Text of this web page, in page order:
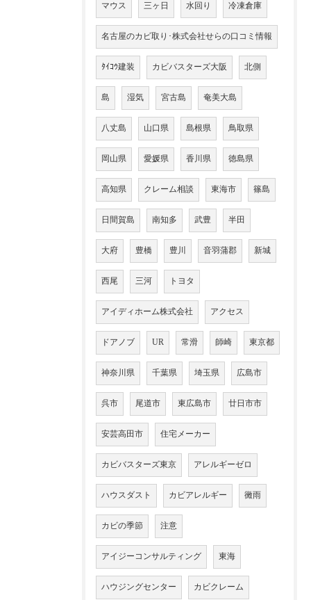
マウス 三ヶ日 水回り 冷凍倉庫
名古屋のカビ取り･株式会社せらの口コミ情報
ﾀｲｺｳ建装 カビバスターズ大阪 北側
島 湿気 宮古島 奄美大島
八丈島 山口県 島根県 鳥取県
岡山県 愛媛県 香川県 徳島県
高知県 クレーム相談 東海市 篠島
日間賀島 南知多 武豊 半田
大府 豊橋 豊川 音羽蒲郡 新城
西尾 三河 トヨタ
アイディホーム株式会社 アクセス
ドアノブ UR 常滑 師崎 東京都
神奈川県 千葉県 埼玉県 広島市
呉市 尾道市 東広島市 廿日市市
安芸高田市 住宅メーカー
カビバスターズ東京 アレルギーゼロ
ハウスダスト カビアレルギー 黴雨
カビの季節 注意
アイジーコンサルティング 東海
ハウジングセンター カビクレーム